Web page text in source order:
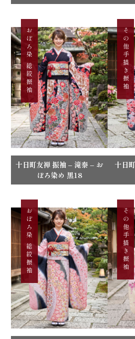
おぼろ染 総絞振袖
十日町友禅 振袖 – 滝泰 – お
ぼろ染め 黒18
その他手描き振袖
十日
おぼろ染 総絞振袖 その他手描き振袖